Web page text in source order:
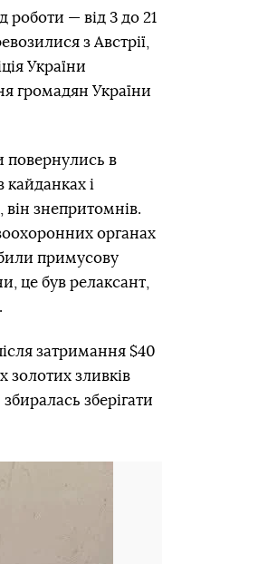
роботи — від 3 до 21
з Австрії,
України
громадян України
повернулись в
кайданках і
знепритомнів.
органах
примусову
це був релаксант,
затримання $40
золотих зливків
зберігати